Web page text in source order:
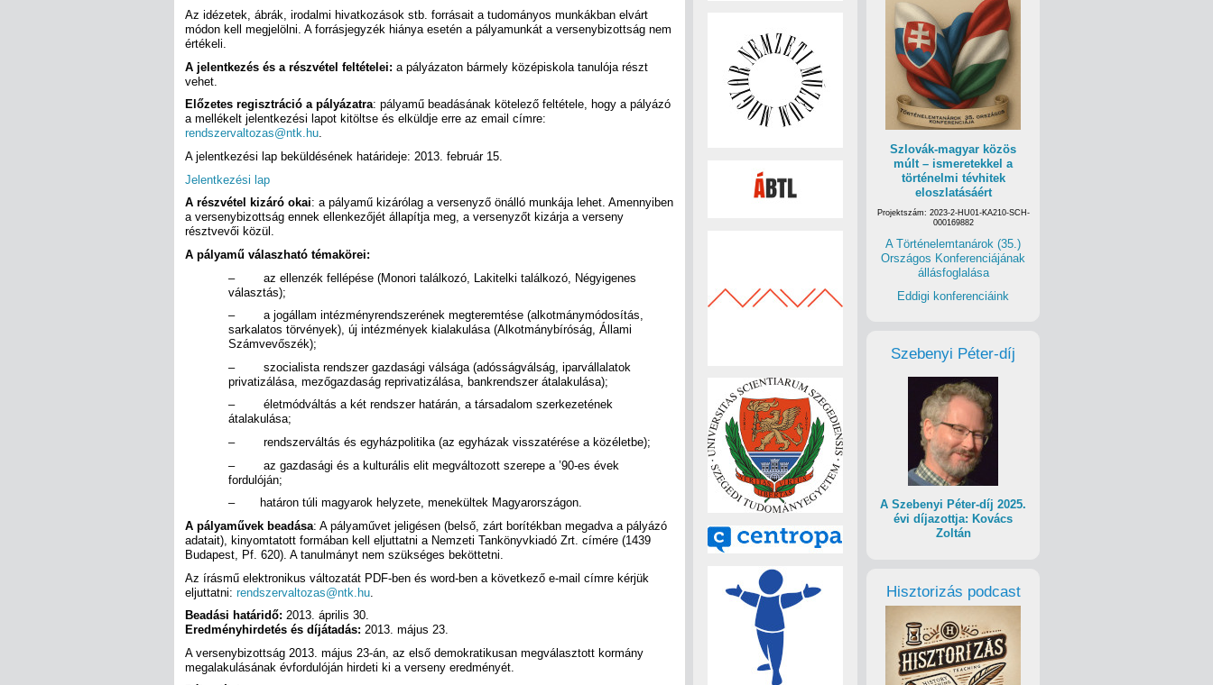
Az idézetek, ábrák, irodalmi hivatkozások stb. forrásait a tudományos munkákban elvárt
módon kell megjelölni. A forrásjegyzék hiánya esetén a pályamunkát a versenybizottság nem
értékeli.
A jelentkezés és a részvétel feltételei: a pályázaton bármely középiskola tanulója részt
vehet.
Előzetes regisztráció a pályázatra: pályamű beadásának kötelező feltétele, hogy a pályázó
a mellékelt jelentkezési lapot kitöltse és elküldje erre az email címre:
rendszervaltozas@ntk.hu.
A jelentkezési lap beküldésének határideje: 2013. február 15.
Jelentkezési lap
A részvétel kizáró okai: a pályamű kizárólag a versenyző önálló munkája lehet. Amennyiben
a versenybizottság ennek ellenkezőjét állapítja meg, a versenyzőt kizárja a verseny
résztvevői közül.
A pályamű válaszható témakörei:
– az ellenzék fellépése (Monori találkozó, Lakitelki találkozó, Négyigenes
választás);
– a jogállam intézményrendszerének megteremtése (alkotmánymódosítás,
sarkalatos törvények), új intézmények kialakulása (Alkotmánybíróság, Állami
Számvevőszék);
– szocialista rendszer gazdasági válsága (adósságválság, iparvállalatok
privatizálása, mezőgazdaság reprivatizálása, bankrendszer átalakulása);
– életmódváltás a két rendszer határán, a társadalom szerkezetének
átalakulása;
– rendszerváltás és egyházpolitika (az egyházak visszatérése a közéletbe);
– az gazdasági és a kulturális elit megváltozott szerepe a ’90-es évek
fordulóján;
– határon túli magyarok helyzete, menekültek Magyarországon.
A pályaművek beadása: A pályaművet jeligésen (belső, zárt borítékban megadva a pályázó
adatait), kinyomtatott formában kell eljuttatni a Nemzeti Tankönyvkiadó Zrt. címére (1439
Budapest, Pf. 620). A tanulmányt nem szükséges beköttetni.
Az írásmű elektronikus változatát PDF-ben és word-ben a következő e-mail címre kérjük
eljuttatni: rendszervaltozas@ntk.hu
Beadási határidő: 2013. április 30.
Eredményhirdetés és díjátadás: 2013. május 23.
A versenybizottság 2013. május 23-án, az első demokratikusan megválasztott kormány
megalakulásának évfordulóján hirdeti ki a verseny eredményét.
Szlovák-magyar közös
múlt – ismeretekkel a
történelmi tévhitek
eloszlatásáért
Projektszám: 2023-2-HU01-KA210-SCH-
000169882
A Történelemtanárok (35.)
Országos Konferenciájának
állásfoglalása
Eddigi konferenciáink
Szebenyi Péter-díj
A Szebenyi Péter-díj 2025.
évi díjazottja: Kovács
Zoltán
Hisztorizás podcast